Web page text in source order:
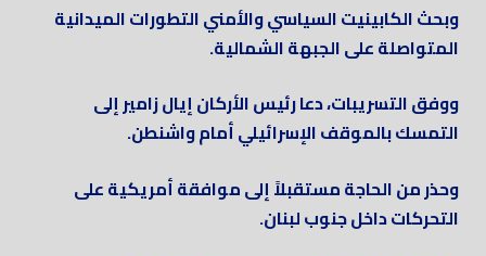
وبحث الكابينيت السياسي والأمني التطورات الميدانية
المتواصلة على الجبهة الشمالية.
ووفق التسريبات، دعا رئيس الأركان إيال زامير إلى
التمسك بالموقف الإسرائيلي أمام واشنطن.
وحذر من الحاجة مستقبلاً إلى موافقة أمريكية على
التحركات داخل جنوب لبنان.